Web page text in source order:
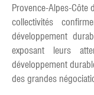
Provence-Alpes-Côte
collectivités
développement
exposant leurs
développement
des grandes